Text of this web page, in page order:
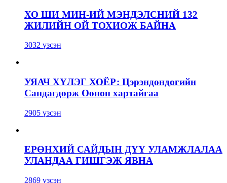
ХО ШИ МИН-ИЙ МЭНДЭЛСНИЙ 132
ЖИЛИЙН ОЙ ТОХИОЖ БАЙНА
3032 үзсэн
УЯАЧ ХҮЛЭГ ХОЁР: Цэрэндондогийн
Сандагдорж Оонон хартайгаа
2905 үзсэн
ЕРӨНХИЙ САЙДЫН ДҮҮ УЛАМЖЛАЛАА
УЛАНДАА ГИШГЭЖ ЯВНА
2869 үзсэн